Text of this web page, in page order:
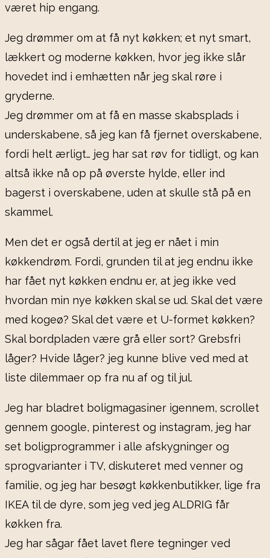
været hip engang.
Jeg drømmer om at få nyt køkken; et nyt smart,
lækkert og moderne køkken, hvor jeg ikke slår
hovedet ind i emhætten når jeg skal røre i
gryderne.
Jeg drømmer om at få en masse skabsplads i
underskabene, så jeg kan få fjernet overskabene,
fordi helt ærligt… jeg har sat røv for tidligt, og kan
altså ikke nå op på øverste hylde, eller ind
bagerst i overskabene, uden at skulle stå på en
skammel.
Men det er også dertil at jeg er nået i min
køkkendrøm. Fordi, grunden til at jeg endnu ikke
har fået nyt køkken endnu er, at jeg ikke ved
hvordan min nye køkken skal se ud. Skal det være
med kogeø? Skal det være et U-formet køkken?
Skal bordpladen være grå eller sort? Grebsfri
låger? Hvide låger? jeg kunne blive ved med at
liste dilemmaer op fra nu af og til jul.
Jeg har bladret boligmagasiner igennem, scrollet
gennem google, pinterest og instagram, jeg har
set boligprogrammer i alle afskygninger og
sprogvarianter i TV, diskuteret med venner og
familie, og jeg har besøgt køkkenbutikker, lige fra
IKEA til de dyre, som jeg ved jeg ALDRIG får
køkken fra.
Jeg har sågar fået lavet flere tegninger ved